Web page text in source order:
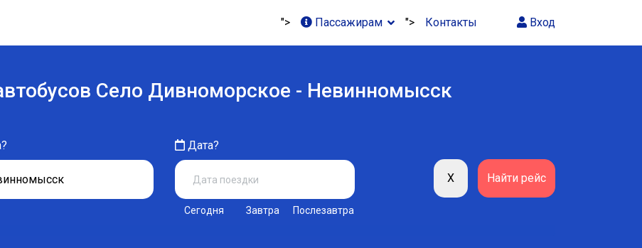
Вход
"> Пассажирам "> Контакты
Село Дивноморское - Невинномысск
Дата?
Сегодня Завтра Послезавтра